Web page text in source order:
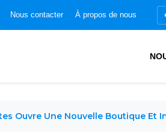
Nous contacter À propos de nous
Ouvre Une Nouvelle Boutique Et